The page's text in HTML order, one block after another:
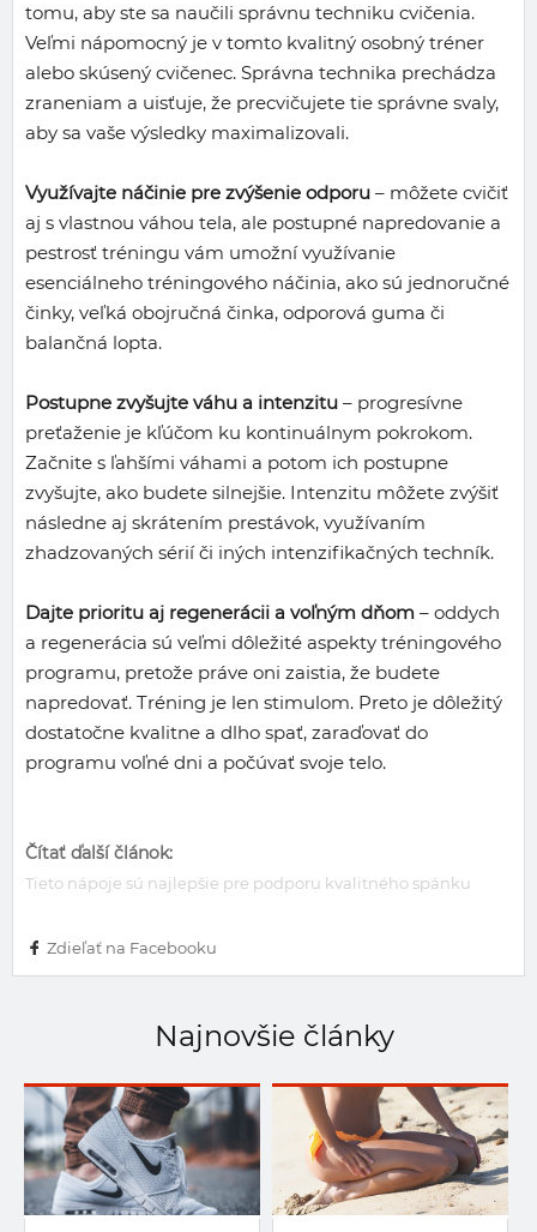
tomu, aby ste sa naučili správnu techniku cvičenia.
Veľmi nápomocný je v tomto kvalitný osobný tréner
alebo skúsený cvičenec. Správna technika prechádza
zraneniam a uisťuje, že precvičujete tie správne svaly,
aby sa vaše výsledky maximalizovali.
Využívajte náčinie pre zvýšenie odporu – môžete cvičiť
aj s vlastnou váhou tela, ale postupné napredovanie a
pestrosť tréningu vám umožní využívanie
esenciálneho tréningového náčinia, ako sú jednoručné
činky, veľká obojručná činka, odporová guma či
balančná lopta.
Postupne zvyšujte váhu a intenzitu – progresívne
preťaženie je kľúčom ku kontinuálnym pokrokom.
Začnite s ľahšími váhami a potom ich postupne
zvyšujte, ako budete silnejšie. Intenzitu môžete zvýšiť
následne aj skrátením prestávok, využívaním
zhadzovaných sérií či iných intenzifikačných techník.
Dajte prioritu aj regenerácii a voľným dňom – oddych
a regenerácia sú veľmi dôležité aspekty tréningového
programu, pretože práve oni zaistia, že budete
napredovať. Tréning je len stimulom. Preto je dôležitý
dostatočne kvalitne a dlho spať, zaraďovať do
programu voľné dni a počúvať svoje telo.
Čítať ďalší článok:
Tieto nápoje sú najlepšie pre podporu kvalitného spánku
Zdieľať na Facebooku
Najnovšie články